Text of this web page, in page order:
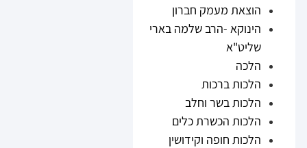
הוצאת מעמק חברון
הינוקא -הרב שלמה בארי
שליט"א
הלכה
הלכות ברכות
הלכות בשר וחלב
הלכות הכשרת כלים
הלכות חופה וקידושין